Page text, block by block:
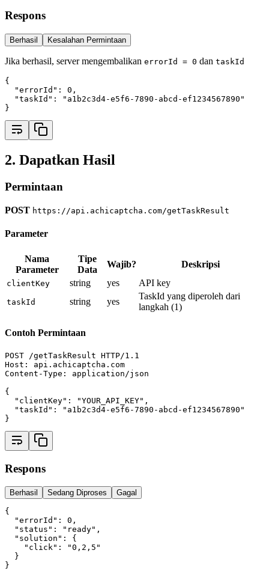
Respons
Berhasil Kesalahan Permintaan
Jika berhasil, server mengembalikan errorId = 0 dan taskId
{
"errorId" : 0 ,
"taskId" :
"a1b2c3d4-e5f6-7890-abcd-ef1234567890"
}
2. Dapatkan Hasil
Permintaan
POST https://api.achicaptcha.com/getTaskResult
Parameter
Nama
Parameter
Tipe
Data
Wajib? Deskripsi
clientKey string yes API key
taskId string yes
TaskId yang diperoleh dari
langkah (1)
Contoh Permintaan
POST /getTaskResult HTTP/1.1
Host: api.achicaptcha.com
Content-Type: application/json
{
"clientKey" : "YOUR_API_KEY" ,
"taskId" :
"a1b2c3d4-e5f6-7890-abcd-ef1234567890"
}
Respons
Berhasil Sedang Diproses Gagal
{
"errorId" : 0 ,
"status" : "ready" ,
"solution" :
{
"click" :
"0,2,5"
  }
}